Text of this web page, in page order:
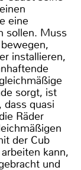
eine
sollen. Muss
installieren,
sorgt, ist
quasi
Räder
der Cub
kann,
und